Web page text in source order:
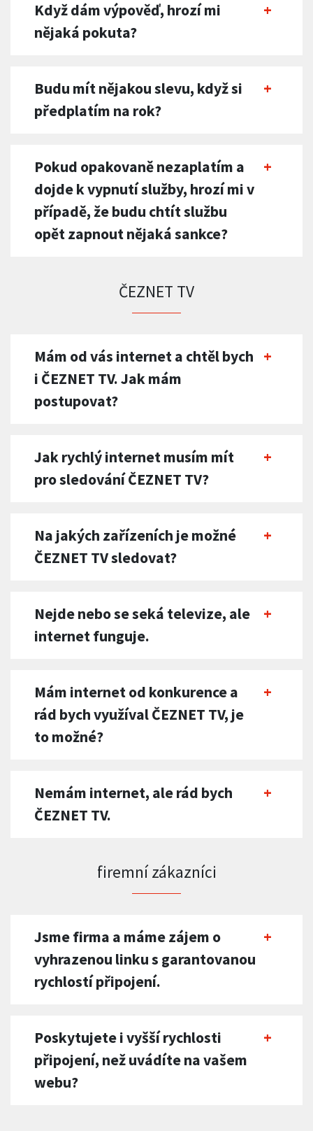
Když dám výpověď, hrozí mi
nějaká pokuta?
Budu mít nějakou slevu, když si
předplatím na rok?
Pokud opakovaně nezaplatím a
dojde k vypnutí služby, hrozí mi v
případě, že budu chtít službu
opět zapnout nějaká sankce?
ČEZNET TV
Mám od vás internet a chtěl bych
i ČEZNET TV. Jak mám
postupovat?
Jak rychlý internet musím mít
pro sledování ČEZNET TV?
Na jakých zařízeních je možné
ČEZNET TV sledovat?
Nejde nebo se seká televize, ale
internet funguje.
Mám internet od konkurence a
rád bych využíval ČEZNET TV, je
to možné?
Nemám internet, ale rád bych
ČEZNET TV.
firemní zákazníci
Jsme firma a máme zájem o
vyhrazenou linku s garantovanou
rychlostí připojení.
Poskytujete i vyšší rychlosti
připojení, než uvádíte na vašem
webu?